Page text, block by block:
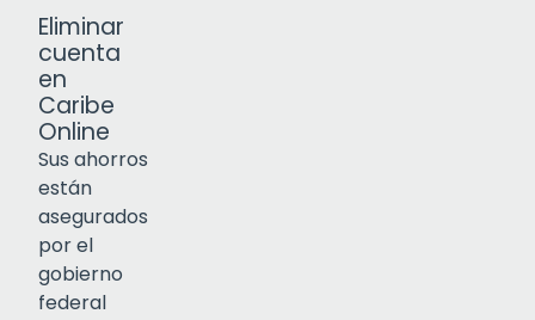
Eliminar
cuenta
en
Caribe
Online
Sus ahorros
están
asegurados
por el
gobierno
federal